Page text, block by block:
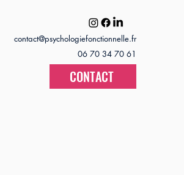
contact@psychologiefonctionnelle.fr
06 70 34 70 61
CONTACT